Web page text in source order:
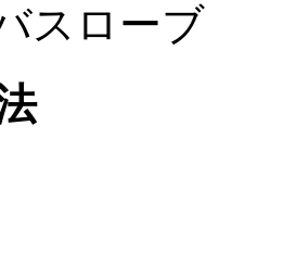
スローブ